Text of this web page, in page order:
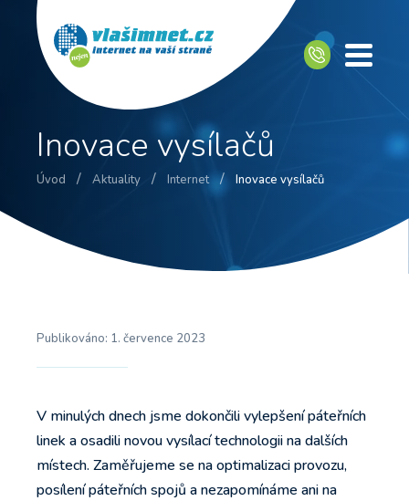
Inovace vysílačů
Úvod / Aktuality / Internet / Inovace vysílačů
Publikováno: 1. července 2023
V minulých dnech jsme dokončili vylepšení páteřních
linek a osadili novou vysílací technologii na dalších
místech. Zaměřujeme se na optimalizaci provozu,
posílení páteřních spojů a nezapomínáme ani na